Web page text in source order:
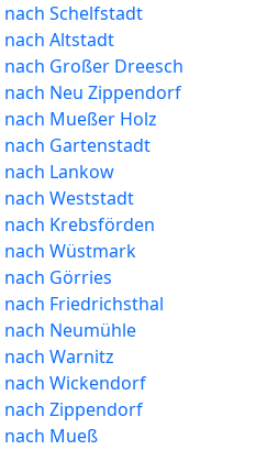
Schelfstadt
Altstadt
Großer Dreesch
Neu Zippendorf
Mueßer Holz
Gartenstadt
Lankow
Weststadt
Krebsförden
Wüstmark
Görries
Friedrichsthal
Neumühle
Warnitz
Wickendorf
Zippendorf
Mueß